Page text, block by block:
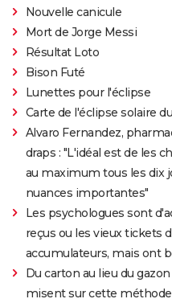
Nouvelle canicule
Mort de Jorge Messi
Résultat Loto
Bison Futé
Lunettes pour l'éclipse
Carte de l'éclipse solaire
Alvaro Fernandez,
draps : "L'idéal est de les
au maximum tous les dix
nuances importantes"
Les psychologues sont
reçus ou les vieux tickets
accumulateurs, mais ont
Du carton au lieu du
misent sur cette méthode